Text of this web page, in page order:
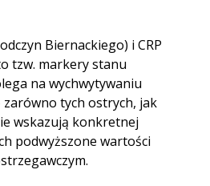
Biernackiego) i CRP
tzw. markery stanu
na wychwytywaniu
tych ostrych, jak
wskazują konkretnej
podwyższone wartości